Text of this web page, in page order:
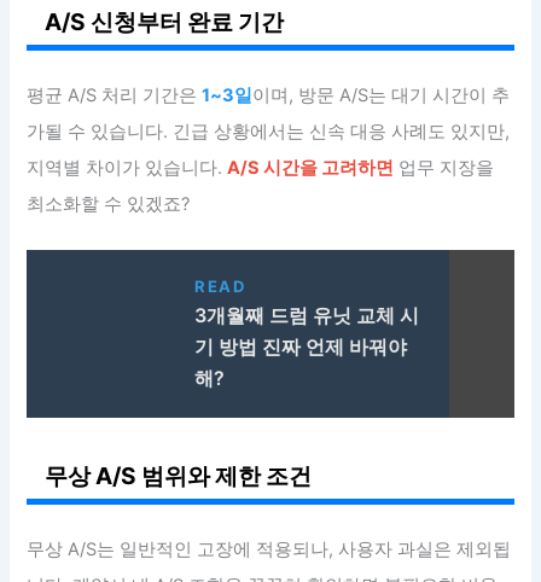
A/S 신청부터 완료 기간
평균 A/S 처리 기간은1~3일이며, 방문 A/S는 대기 시간이 추
가될 수 있습니다. 긴급 상황에서는 신속 대응 사례도 있지만,
지역별 차이가 있습니다.A/S 시간을 고려하면 업무 지장을
최소화할 수 있겠죠?
READ
3개월째 드럼 유닛 교체 시
기 방법 진짜 언제 바꿔야
해?
무상 A/S 범위와 제한 조건
무상 A/S는 일반적인 고장에 적용되나, 사용자 과실은 제외됩